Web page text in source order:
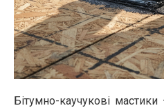
Бітумно-каучукові